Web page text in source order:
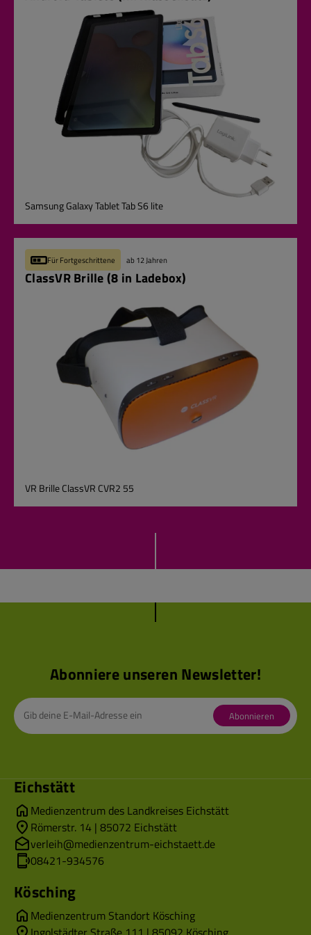
Samsung Galaxy Tablet Tab S6 lite
Für Fortgeschrittene ab 12 Jahren
ClassVR Brille (8 in Ladebox)
VR Brille ClassVR CVR2 55
Abonniere unseren Newsletter!
Abonnieren
Eichstätt
Medienzentrum des Landkreises Eichstätt
Römerstr. 14 | 85072 Eichstätt
verleih@medienzentrum-eichstaett.de
08421-934576
Kösching
Medienzentrum Standort Kösching